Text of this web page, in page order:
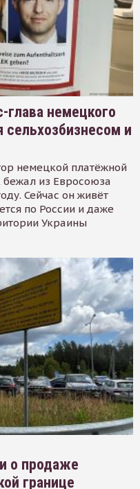
немецкого
сельхозбизнесом и
немецкой платёжной
из Евросоюза
Сейчас он живёт
по России и даже
Украины
о продаже
границе